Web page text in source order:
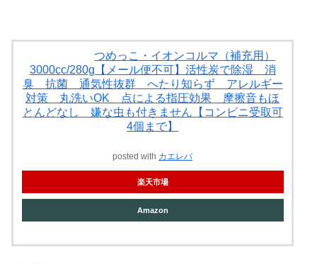
つめっこ・イオンコルマ（補充用）
3000cc/280g【メール便不可】活性炭で除湿 消
臭 抗菌 通気性抜群 へたり知らず アレルギー
対策 丸洗いOK 点による指圧効果 摩擦音もほ
とんどなし 嫌な虫も付きません【コンビニ受取可
4個まで】
posted with カエレバ
楽天市場
Amazon